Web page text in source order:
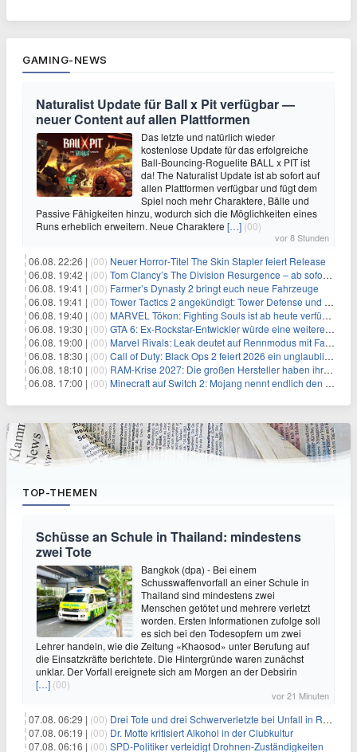
GAMING-NEWS
Naturalist Update für Ball x Pit verfügbar —
neuer Content auf allen Plattformen
Das letzte und natürlich wieder
kostenlose Update für das erfolgreiche
Ball-Bouncing-Roguelite BALL x PIT ist
da! The Naturalist Update ist ab sofort auf
allen Plattformen verfügbar und fügt dem
Spiel noch mehr Charaktere, Bälle und
Passive Fähigkeiten hinzu, wodurch sich die Möglichkeiten eines
Runs erheblich erweitern. Neue Charaktere […] (00)
vor 8 Stunden
06.08. 22:26 | (00) Neuer Horror‑Titel The Skin Stapler feiert Release
06.08. 19:42 | (00) Tom Clancy’s The Division Resurgence – ab sofort für euch verfügbar
06.08. 19:41 | (00) Farmer’s Dynasty 2 bringt euch neue Fahrzeuge
06.08. 19:41 | (00) Tower Tactics 2 angekündigt: Tower Defense und Deckbuilding Kombo kehrt zurück
06.08. 19:40 | (00) MARVEL Tōkon: Fighting Souls ist ab heute verfügbar
06.08. 19:30 | (00) GTA 6: Ex-Rockstar-Entwickler würde eine weitere Verschiebung nicht überraschen
06.08. 19:00 | (00) Marvel Rivals: Leak deutet auf Rennmodus mit Fahrzeugen hin
06.08. 18:30 | (00) Call of Duty: Black Ops 2 feiert 2026 ein unglaubliches Comeback
06.08. 18:10 | (00) RAM-Krise 2027: Die großen Hersteller haben ihre Produktion offenbar schon verkauft
06.08. 17:00 | (00) Minecraft auf Switch 2: Mojang nennt endlich den Releasetermin
TOP-THEMEN
Schüsse an Schule in Thailand: mindestens
zwei Tote
Bangkok (dpa) - Bei einem
Schusswaffenvorfall an einer Schule in
Thailand sind mindestens zwei
Menschen getötet und mehrere verletzt
worden. Ersten Informationen zufolge soll
es sich bei den Todesopfern um zwei
Lehrer handeln, wie die Zeitung «Khaosod» unter Berufung auf
die Einsatzkräfte berichtete. Die Hintergründe waren zunächst
unklar. Der Vorfall ereignete sich am Morgen an der Debsirin
[…] (00)
vor 21 Minuten
07.08. 06:29 | (00) Drei Tote und drei Schwerverletzte bei Unfall in Rheinland-Pfalz
07.08. 06:19 | (00) Dr. Motte kritisiert Alkohol in der Clubkultur
07.08. 06:16 | (00) SPD-Politiker verteidigt Drohnen-Zuständigkeiten